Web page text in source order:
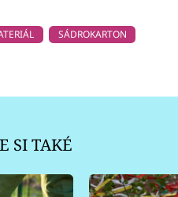
SÁDROKARTON
SI TAKÉ